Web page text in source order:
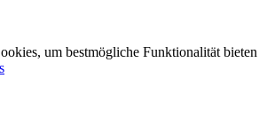
um bestmögliche Funktionalität bieten